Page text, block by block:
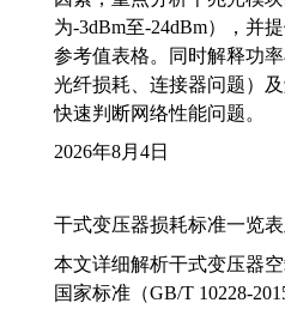
为-3dBm至-24dBm），并
参考值表格。同时解释功
光纤损耗、连接器问题）
快速判断网络性能问题。
2026年8月4日
干式变压器损耗标准一览
本文详细解析干式变压器
国家标准（GB/T 10228-